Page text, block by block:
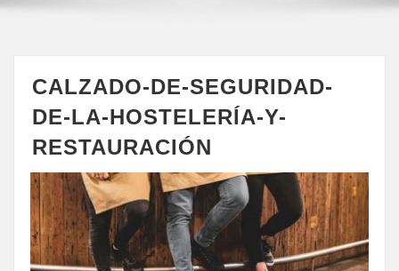
CALZADO-DE-SEGURIDAD-
DE-LA-HOSTELERÍA-Y-
RESTAURACIÓN